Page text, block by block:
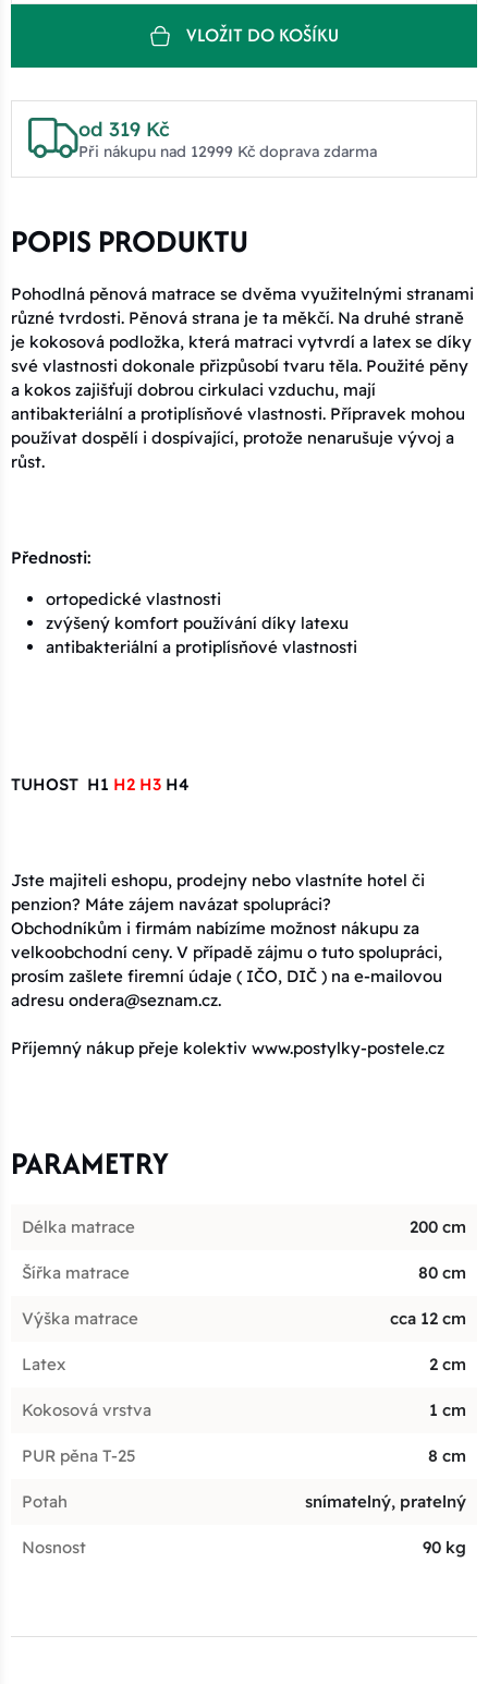
VLOŽIT DO KOŠÍKU
od 319 Kč
Při nákupu nad 12999 Kč doprava zdarma
POPIS PRODUKTU
Pohodlná pěnová matrace se dvěma využitelnými stranami
různé tvrdosti. Pěnová strana je ta měkčí. Na druhé straně
je kokosová podložka, která matraci vytvrdí a latex se díky
své vlastnosti dokonale přizpůsobí tvaru těla. Použité pěny
a kokos zajišťují dobrou cirkulaci vzduchu, mají
antibakteriální a protiplísňové vlastnosti. Přípravek mohou
používat dospělí i dospívající, protože nenarušuje vývoj a
růst.
Přednosti:
ortopedické vlastnosti
zvýšený komfort používání díky latexu
antibakteriální a protiplísňové vlastnosti
TUHOST H1 H2 H3 H4
Jste majiteli eshopu, prodejny nebo vlastníte hotel či
penzion? Máte zájem navázat spolupráci?
Obchodníkům i firmám nabízíme možnost nákupu za
velkoobchodní ceny. V případě zájmu o tuto spolupráci,
prosím zašlete firemní údaje ( IČO, DIČ ) na e-mailovou
adresu ondera@seznam.cz.
Příjemný nákup přeje kolektiv www.postylky-postele.cz
PARAMETRY
Délka matrace 200 cm
Šířka matrace 80 cm
Výška matrace cca 12 cm
Latex 2 cm
Kokosová vrstva 1 cm
PUR pěna T-25 8 cm
Potah snímatelný, pratelný
Nosnost 90 kg